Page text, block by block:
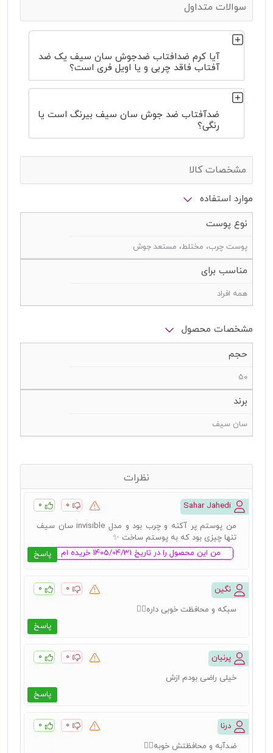
سوالات متداول
آیا کرم ضدافتاب ضدجوش سان سیف یک ضد
آفتاب فاقد چربی و یا اویل فری است؟
ضدآفتاب ضد جوش سان سیف بیرنگ است یا
رنگی؟
مشخصات کالا
موارد استفاده
نوع پوست
پوست چرب، مختلط، مستعد جوش
مناسب برای
همه افراد
مشخصات محصول
حجم
50
برند
سان سیف
نظرات
۰ ۰
پاسخ
من پوستم پر آکنه و چرب بود و مدل invisible سان سیف
تنها چیزی بود که به پوستم ساخت ✨️
من این محصول را در تاریخ 1405/04/31 خریده ام
نگین ۰ ۰
پاسخ
سبکه و محافظت خوبی داره👍🏻
پرنیان ۰ ۰
پاسخ
خیلی راضی بودم ازش
درنا ۰ ۰
ضدآبه و محافظتش خوبه👌🏻